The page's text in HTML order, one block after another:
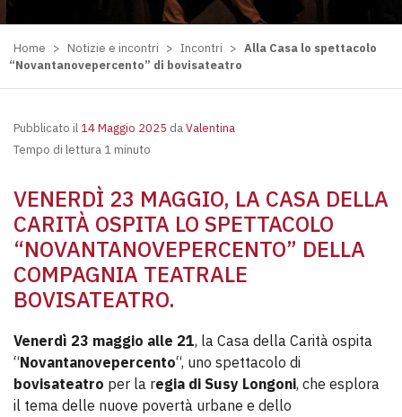
Home > Notizie e incontri > Incontri > Alla Casa lo spettacolo
“Novantanovepercento” di bovisateatro
Pubblicato il 14 Maggio 2025 daValentina
Tempo di lettura 1 minuto
VENERDÌ 23 MAGGIO, LA CASA DELLA
CARITÀ OSPITA LO SPETTACOLO
“NOVANTANOVEPERCENTO” DELLA
COMPAGNIA TEATRALE
BOVISATEATRO.
Venerdì 23 maggio alle 21, la Casa della Carità ospita
“Novantanovepercento“, uno spettacolo di
bovisateatro per la regia di Susy Longoni, che esplora
il tema delle nuove povertà urbane e dello